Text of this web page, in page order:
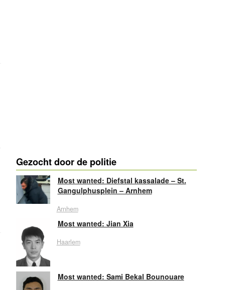
Gezocht door de politie
Most wanted: Diefstal kassalade – St.
Gangulphusplein – Arnhem
Arnhem
Most wanted: Jian Xia
Haarlem
Most wanted: Sami Bekal Bounouare